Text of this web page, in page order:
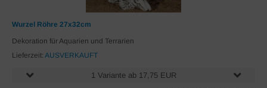
Wurzel Röhre 27x32cm
Dekoration für Aquarien und Terrarien
Lieferzeit: AUSVERKAUFT
1 Variante ab 17,75 EUR